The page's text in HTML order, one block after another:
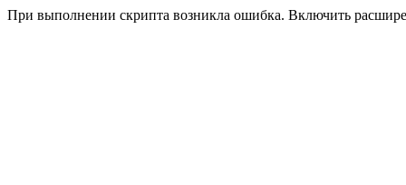
При выполнении скрипта возникла ошибка. Включить